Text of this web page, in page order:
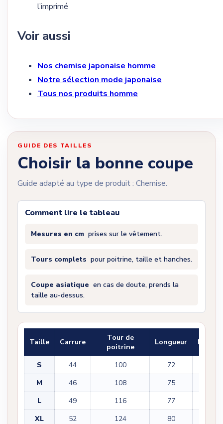
l’imprimé
Voir aussi
Nos chemise japonaise homme
Notre sélection mode japonaise
Tous nos produits homme
GUIDE DES TAILLES
Choisir la bonne coupe
Guide adapté au type de produit : Chemise.
Comment lire le tableau
Mesures en cm prises sur le vêtement.
Tours complets pour poitrine, taille et hanches.
Coupe asiatique en cas de doute, prends la
taille au-dessus.
Taille Carrure
Tour de
poitrine
Longueur
S 44 100 72
M
46 108 75
L
49 116 77
XL
52 124 80